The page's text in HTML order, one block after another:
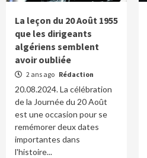
La leçon du 20 Août 1955
que les dirigeants
algériens semblent
avoir oubliée
2 ans ago Rédaction
20.08.2024. La célébration
de la Journée du 20 Août
est une occasion pour se
remémorer deux dates
importantes dans
l'histoire...